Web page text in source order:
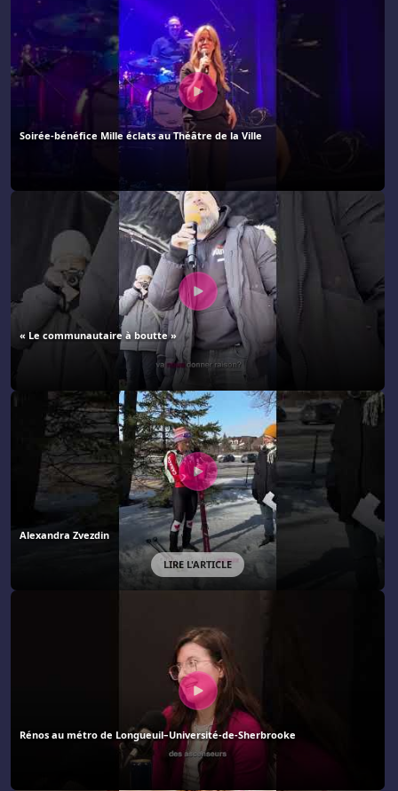
Soirée-bénéfice Mille éclats au Théâtre de la Ville
« Le communautaire à boutte »
Alexandra Zvezdin
LIRE L'ARTICLE
Rénos au métro de Longueuil–Université-de-Sherbrooke